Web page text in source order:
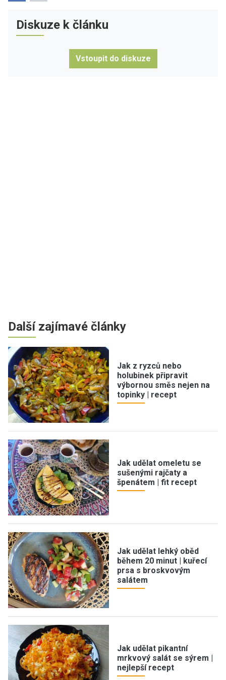
Diskuze k článku
Vstoupit do diskuze
Další zajímavé články
Jak z ryzců nebo
holubinek připravit
výbornou směs nejen na
topinky | recept
Jak udělat omeletu se
sušenými rajčaty a
špenátem | fit recept
Jak udělat lehký oběd
během 20 minut | kuřecí
prsa s broskvovým
salátem
Jak udělat pikantní
mrkvový salát se sýrem |
nejlepší recept